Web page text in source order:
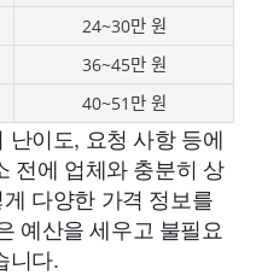
24~30만 원
36~45만 원
40~51만 원
이도, 요청 사항 등에
전에 업체와 충분히 상
다양한 가격 정보를
예산을 세우고 불필요
니다.